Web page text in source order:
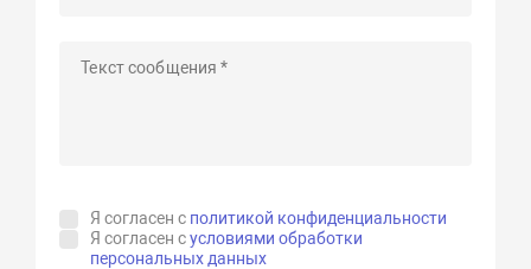
Я согласен с политикой конфиденциальности
Я согласен сусловиями обработки
персональных данных